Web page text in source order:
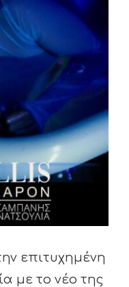
επιτυχημένη
με το νέο της